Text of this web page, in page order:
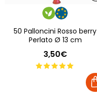
50 Palloncini Rosso berry
Perlato Ø 13 cm
3,50€